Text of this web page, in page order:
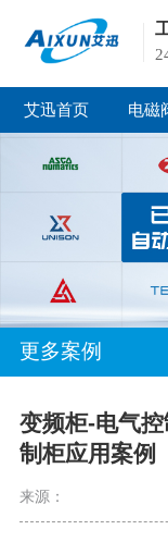
艾迅首页 电磁
更多案例
变频柜-电气
制柜应用案例
来源：